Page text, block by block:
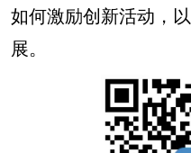
如何激励创新活动，
展。